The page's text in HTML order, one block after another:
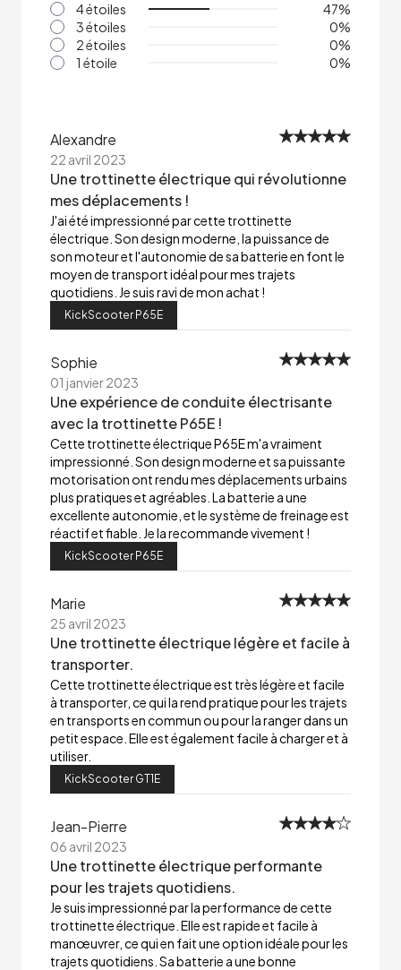
4 étoiles
47%
3 étoiles
0%
2 étoiles
0%
1 étoile
0%
Alexandre
22 avril 2023
Une trottinette électrique qui révolutionne
mes déplacements !
J'ai été impressionné par cette trottinette
électrique. Son design moderne, la puissance de
son moteur et l'autonomie de sa batterie en font le
moyen de transport idéal pour mes trajets
quotidiens. Je suis ravi de mon achat !
KickScooter P65E
Sophie
01 janvier 2023
Une expérience de conduite électrisante
avec la trottinette P65E !
Cette trottinette électrique P65E m'a vraiment
impressionné. Son design moderne et sa puissante
motorisation ont rendu mes déplacements urbains
plus pratiques et agréables. La batterie a une
excellente autonomie, et le système de freinage est
réactif et fiable. Je la recommande vivement !
KickScooter P65E
Marie
25 avril 2023
Une trottinette électrique légère et facile à
transporter.
Cette trottinette électrique est très légère et facile
à transporter, ce qui la rend pratique pour les trajets
en transports en commun ou pour la ranger dans un
petit espace. Elle est également facile à charger et à
utiliser.
KickScooter GT1E
Jean-Pierre
06 avril 2023
Une trottinette électrique performante
pour les trajets quotidiens.
Je suis impressionné par la performance de cette
trottinette électrique. Elle est rapide et facile à
manœuvrer, ce qui en fait une option idéale pour les
trajets quotidiens. Sa batterie a une bonne